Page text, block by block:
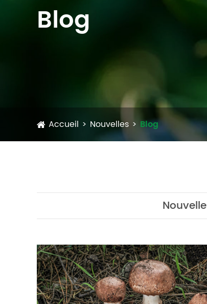
Blog
Accueil Nouvelles Blog